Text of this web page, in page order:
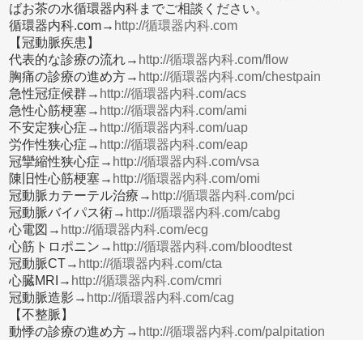
ばお茶の水循環器内科までご相談ください。
循環器内科.com→ http://循環器内科.com
【冠動脈疾患】
代表的な診療の流れ→ http://循環器内科.com/flow
胸痛の診療の進め方→ http://循環器内科.com/chestpain
急性冠症候群→ http://循環器内科.com/acs
急性心筋梗塞→ http://循環器内科.com/ami
不安定狭心症→ http://循環器内科.com/uap
労作性狭心症→ http://循環器内科.com/eap
冠攣縮性狭心症→ http://循環器内科.com/vsa
陳旧性心筋梗塞→ http://循環器内科.com/omi
冠動脈カテーテル治療→ http://循環器内科.com/pci
冠動脈バイパス術→ http://循環器内科.com/cabg
心電図→ http://循環器内科.com/ecg
心筋トロポニン→ http://循環器内科.com/bloodtest
冠動脈CT→ http://循環器内科.com/cta
心臓MRI→ http://循環器内科.com/cmri
冠動脈造影→ http://循環器内科.com/cag
【不整脈】
動悸の診療の進め方→ http://循環器内科.com/palpitation